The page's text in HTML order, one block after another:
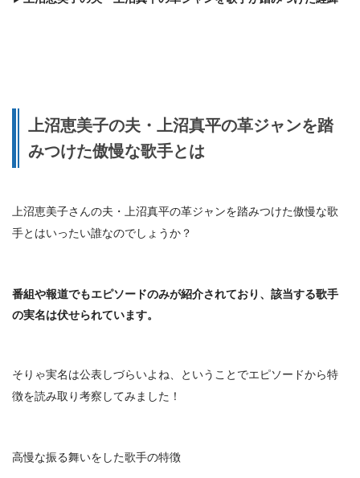
上沼恵美子の夫・上沼真平の革ジャンを踏
みつけた傲慢な歌手とは
上沼恵美子さんの夫・上沼真平の革ジャンを踏みつけた傲慢な歌
手とはいったい誰なのでしょうか？
番組や報道でもエピソードのみが紹介されており、該当する歌手
の実名は伏せられています。
そりゃ実名は公表しづらいよね、ということでエピソードから特
徴を読み取り考察してみました！
高慢な振る舞いをした歌手の特徴